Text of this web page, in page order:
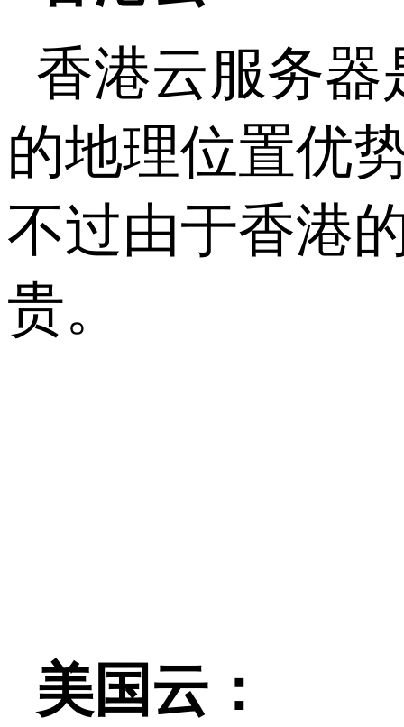
香港云服务器
的地理位置优
不过由于香港
贵。
美国云：